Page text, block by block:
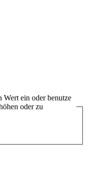
ein oder benutze
oder zu